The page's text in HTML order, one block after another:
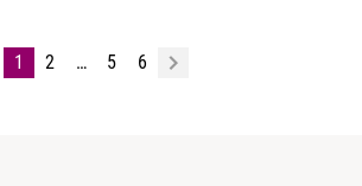
1 2 … 5 6